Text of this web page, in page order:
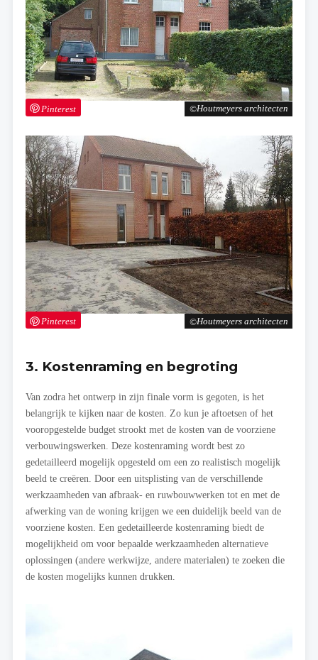
Houtmeyers architecten
Pinterest
Houtmeyers architecten
Pinterest
3. Kostenraming en begroting
Van zodra het ontwerp in zijn finale vorm is gegoten, is het
belangrijk te kijken naar de kosten. Zo kun je aftoetsen of het
vooropgestelde budget strookt met de kosten van de voorziene
verbouwingswerken. Deze kostenraming wordt best zo
gedetailleerd mogelijk opgesteld om een zo realistisch mogelijk
beeld te creëren. Door een uitsplisting van de verschillende
werkzaamheden van afbraak- en ruwbouwwerken tot en met de
afwerking van de woning krijgen we een duidelijk beeld van de
voorziene kosten. Een gedetailleerde kostenraming biedt de
mogelijkheid om voor bepaalde werkzaamheden alternatieve
oplossingen (andere werkwijze, andere materialen) te zoeken die
de kosten mogelijks kunnen drukken.